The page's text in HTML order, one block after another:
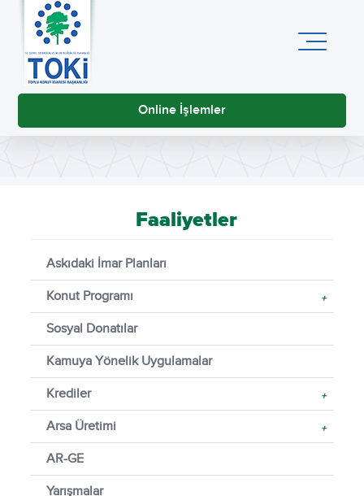
Online İşlemler
Faaliyetler
Askıdaki İmar Planları
Konut Programı +
Sosyal Donatılar
Kamuya Yönelik Uygulamalar
Krediler +
Arsa Üretimi +
AR-GE
Yarışmalar